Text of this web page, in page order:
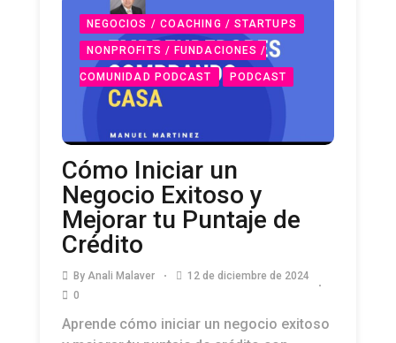
NEGOCIOS / COACHING / STARTUPS
NONPROFITS / FUNDACIONES /
COMUNIDAD PODCAST PODCAST
Cómo Iniciar un
Negocio Exitoso y
Mejorar tu Puntaje de
Crédito
By Anali Malaver
12 de diciembre de 2024
0
Aprende cómo iniciar un negocio exitoso